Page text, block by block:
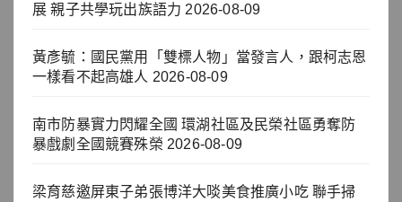
展 親子共學玩出族語力 2026-08-09
黃彥毓：國民黨用「雙標人物」當發言人，跟柯志恩
一樣看不起高雄人 2026-08-09
南市防暴實力閃耀全國 環湖社區及民榮社區勇奪防
暴戲劇全國競賽殊榮 2026-08-09
梁育慈邀屏東子弟張博洋大啖美食推廣小吃 聯手掃